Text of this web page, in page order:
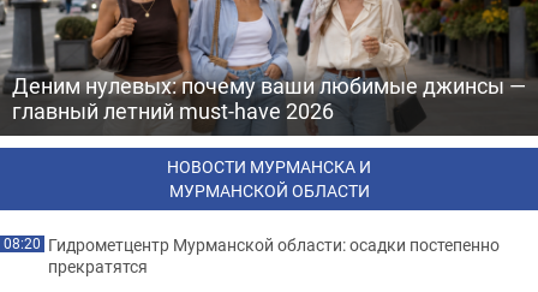
Деним нулевых: почему ваши любимые джинсы —
главный летний must-have 2026
НОВОСТИ МУРМАНСКА И
МУРМАНСКОЙ ОБЛАСТИ
08:20 Гидрометцентр Мурманской области: осадки постепенно
прекратятся